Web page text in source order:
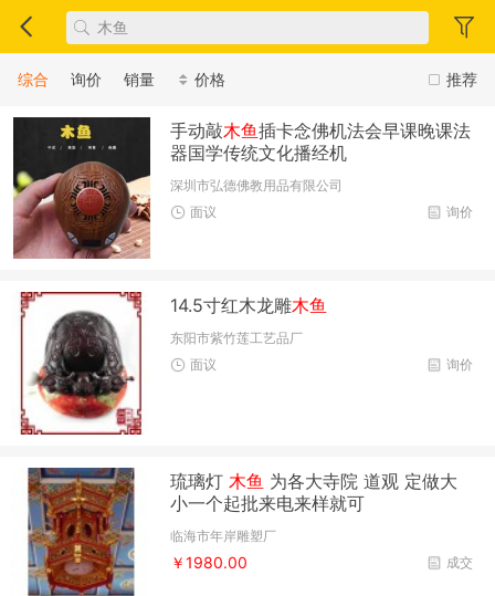
推荐
综合 询价 销量 价格
手动敲木鱼插卡念佛机法会早课晚课法
器国学传统文化播经机
深圳市弘德佛教用品有限公司
询价
面议
14.5寸红木龙雕木鱼
东阳市紫竹莲工艺品厂
询价
面议
琉璃灯 木鱼 为各大寺院 道观 定做大
小一个起批来电来样就可
临海市年岸雕塑厂
成交
￥1980.00